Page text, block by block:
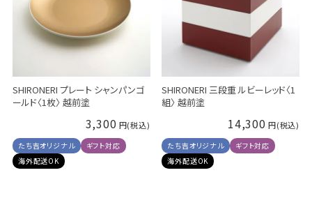
SHIRONERI プレート シャンパンゴ
ールド〈1枚〉 越前塗
3,300
たち吉オリジナル
ギフト対応
海外配送OK
SHIRONERI 三段重 ルビーレッド〈1
組〉 越前塗
14,300
たち吉オリジナル
ギフト対応
海外配送OK